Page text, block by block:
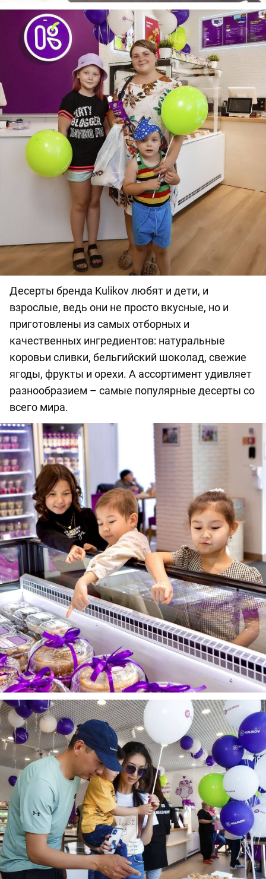
Десерты бренда Kulikov любят и дети, и
взрослые, ведь они не просто вкусные, но и
приготовлены из самых отборных и
качественных ингредиентов: натуральные
коровьи сливки, бельгийский шоколад, свежие
ягоды, фрукты и орехи. А ассортимент удивляет
разнообразием – самые популярные десерты со
всего мира.